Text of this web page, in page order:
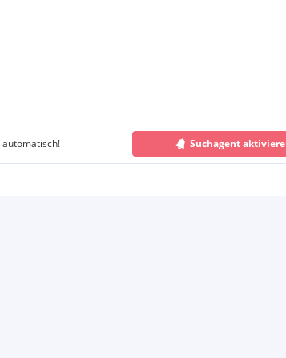
automatisch! Suchagent